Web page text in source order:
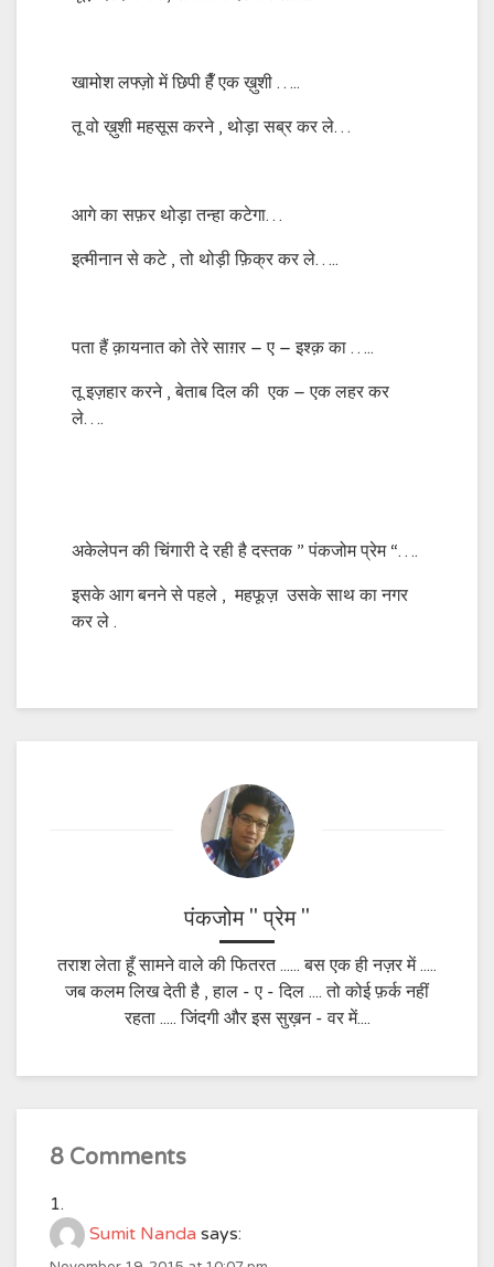
खामोश लफ्ज़ो में छिपी हैँ एक ख़ुशी …..
तू वो ख़ुशी महसूस करने , थोड़ा सब्र कर ले…
आगे का सफ़र थोड़ा तन्हा कटेगा…
इत्मीनान से कटे , तो थोड़ी फ़िक्र कर ले…..
पता हैं क़ायनात को तेरे साग़र – ए – इश्क़ का …..
तू इज़हार करने , बेताब दिल की एक – एक लहर कर
ले….
अकेलेपन की चिंगारी दे रही है दस्तक ” पंकजोम प्रेम “….
इसके आग बनने से पहले , महफूज़ उसके साथ का नगर
कर ले .
पंकजोम " प्रेम "
तराश लेता हूँ सामने वाले की फितरत ...... बस एक ही नज़र में .....
जब कलम लिख देती है , हाल - ए - दिल .... तो कोई फ़र्क नहीं
रहता ..... जिंदगी और इस सुख़न - वर में....
8 Comments
Sumit Nanda says: